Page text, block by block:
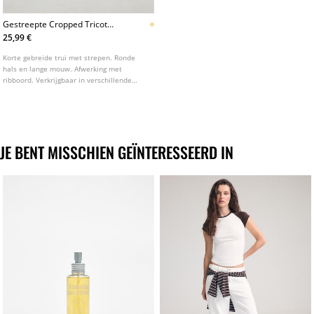
Gestreepte Cropped Tricot
Trui
25,99 €
Korte gebreide trui met strepen. Ronde
hals en lange mouw. Afwerking met
ribboord. Verkrijgbaar in verschillende
JE BENT MISSCHIEN GEÏNTERESSEERD IN